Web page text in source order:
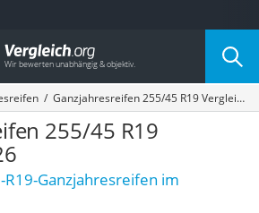
nach Kategorie
(4 Fahrräder)
Ganzjahresreifen 255/45 R19 Vergleich 2026
255/45 R19
Ganzjahresreifen im